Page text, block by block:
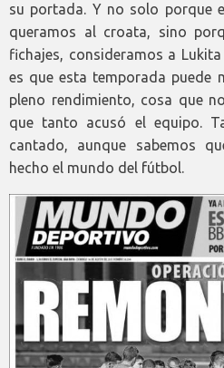
su portada. Y no solo porque
queramos al croata, sino
fichajes, consideramos a
es que esta temporada puede
pleno rendimiento, cosa que
que tanto acusó el equipo.
cantado, aunque sabemos
hecho el mundo del fútbol.